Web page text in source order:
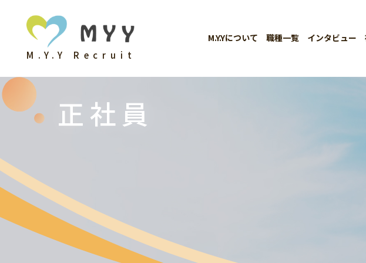
M.Y.Y Recruit
M.Y.Yについて 職種一覧 インタビュー
正社員